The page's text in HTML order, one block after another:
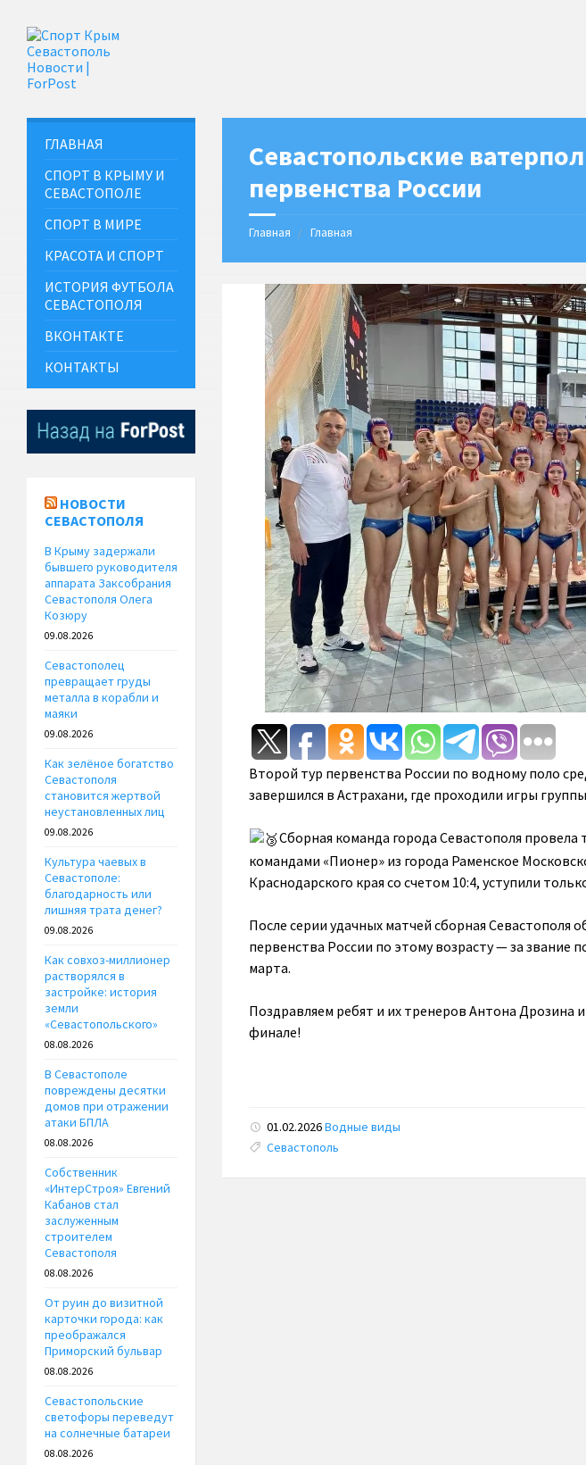
Севастопольские
первенства России
Главная Главная
Второй тур первенства России по водному поло
завершился в Астрахани, где проходили игры
Сборная команда города Севастополя
командами «Пионер» из города Раменское
Краснодарского края со счетом 10:4, уступили
После серии удачных матчей сборная Севастополя
первенства России по этому возрасту — за звание
марта.
Поздравляем ребят и их тренеров Антона Дрозина
финале!
01.02.2026Водные виды
Tags:
Севастополь
ГЛАВНАЯ
СПОРТ В КРЫМУ И
СЕВАСТОПОЛЕ
СПОРТ В МИРЕ
КРАСОТА И СПОРТ
ИСТОРИЯ ФУТБОЛА
СЕВАСТОПОЛЯ
ВКОНТАКТЕ
КОНТАКТЫ
НОВОСТИ
СЕВАСТОПОЛЯ
В Крыму задержали
бывшего руководителя
аппарата Заксобрания
Севастополя Олега
Козюру
09.08.2026
Севастополец
превращает груды
металла в корабли и
маяки
09.08.2026
Как зелёное богатство
Севастополя
становится жертвой
неустановленных лиц
09.08.2026
Культура чаевых в
Севастополе:
благодарность или
лишняя трата денег?
09.08.2026
Как совхоз-миллионер
растворялся в
застройке: история
земли
«Севастопольского»
08.08.2026
В Севастополе
повреждены десятки
домов при отражении
атаки БПЛА
08.08.2026
Собственник
«ИнтерСтроя» Евгений
Кабанов стал
заслуженным
строителем
Севастополя
08.08.2026
От руин до визитной
карточки города: как
преображался
Приморский бульвар
08.08.2026
Севастопольские
светофоры переведут
на солнечные батареи
08.08.2026